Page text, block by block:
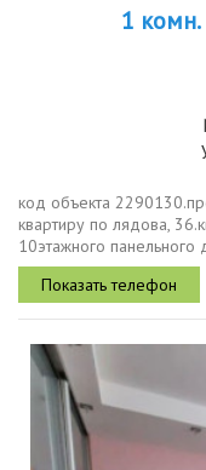
1 комн.
код объекта
квартиру по лядова,
10этажного панельного
уютная.общая площадь
кв.м.комната 18...